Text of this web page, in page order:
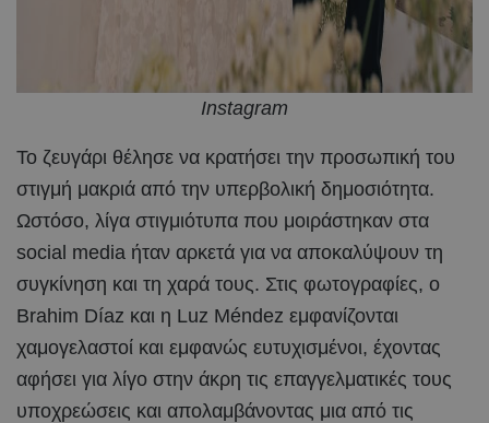
Instagram
Το ζευγάρι θέλησε να κρατήσει την προσωπική του
στιγμή μακριά από την υπερβολική δημοσιότητα.
Ωστόσο, λίγα στιγμιότυπα που μοιράστηκαν στα
social media ήταν αρκετά για να αποκαλύψουν τη
συγκίνηση και τη χαρά τους. Στις φωτογραφίες, ο
Brahim Díaz και η Luz Méndez εμφανίζονται
χαμογελαστοί και εμφανώς ευτυχισμένοι, έχοντας
αφήσει για λίγο στην άκρη τις επαγγελματικές τους
υποχρεώσεις και απολαμβάνοντας μια από τις